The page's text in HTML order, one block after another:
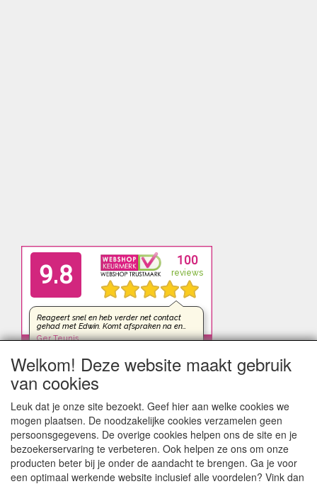
Welkom! Deze website maakt gebruik
van cookies
Leuk dat je onze site bezoekt. Geef hier aan welke cookies we
mogen plaatsen. De noodzakelijke cookies verzamelen geen
persoonsgegevens. De overige cookies helpen ons de site en je
bezoekerservaring te verbeteren. Ook helpen ze ons om onze
producten beter bij je onder de aandacht te brengen. Ga je voor
een optimaal werkende website inclusief alle voordelen? Vink dan